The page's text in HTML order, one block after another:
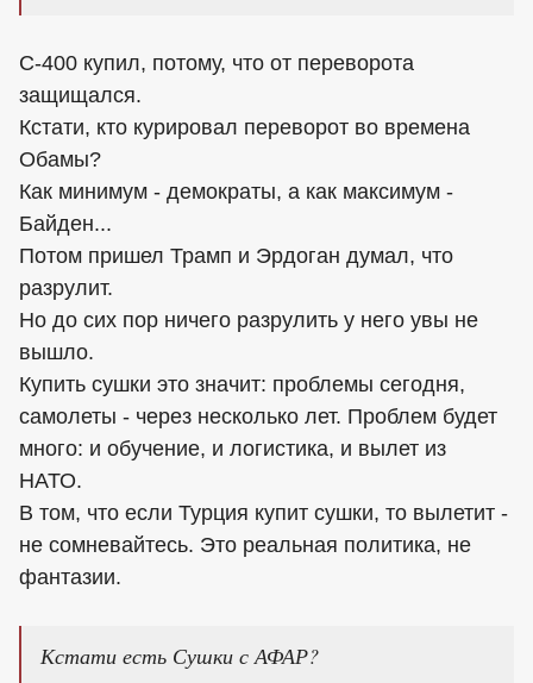
С-400 купил, потому, что от переворота
защищался.
Кстати, кто курировал переворот во времена
Обамы?
Как минимум - демократы, а как максимум -
Байден...
Потом пришел Трамп и Эрдоган думал, что
разрулит.
Но до сих пор ничего разрулить у него увы не
вышло.
Купить сушки это значит: проблемы сегодня,
самолеты - через несколько лет. Проблем будет
много: и обучение, и логистика, и вылет из
НАТО.
В том, что если Турция купит сушки, то вылетит -
не сомневайтесь. Это реальная политика, не
фантазии.
Кстати есть Сушки с АФАР?